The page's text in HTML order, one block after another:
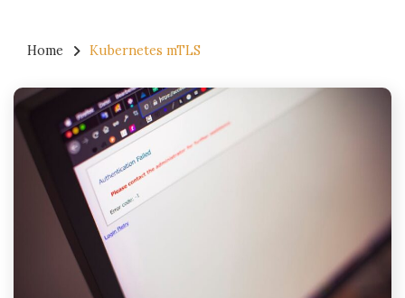
Home Kubernetes mTLS